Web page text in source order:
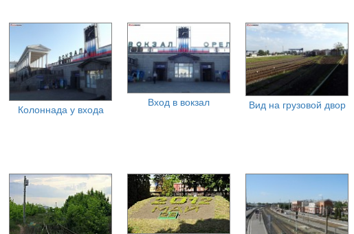
Колоннада у входа
Вход в вокзал Вид на грузовой двор